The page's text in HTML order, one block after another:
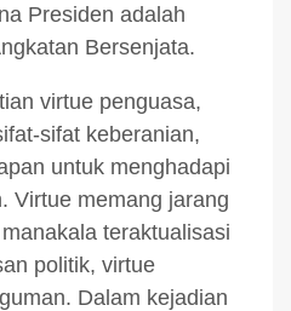
Presiden adalah
Bersenjata.
virtue penguasa,
sifat keberanian,
untuk menghadapi
Virtue memang jarang
teraktualisasi
politik, virtue
Dalam kejadian